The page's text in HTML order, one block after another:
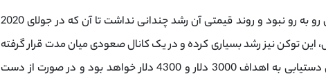
این توکن در ابتدا با تقاضای زیادی رو به رو نبود و روند قیمتی آن رشد چندانی نداشت تا آن که در جولای 2020
این توکن نیز رشد بسیاری کرده و در یک کانال صعودی میان مدت قرار گرفته
است. حفظ کانال فعلی، به معنای دستیابی به اهداف 3000 دلار و 4300 دلار خواهد بود و در صورت از دست